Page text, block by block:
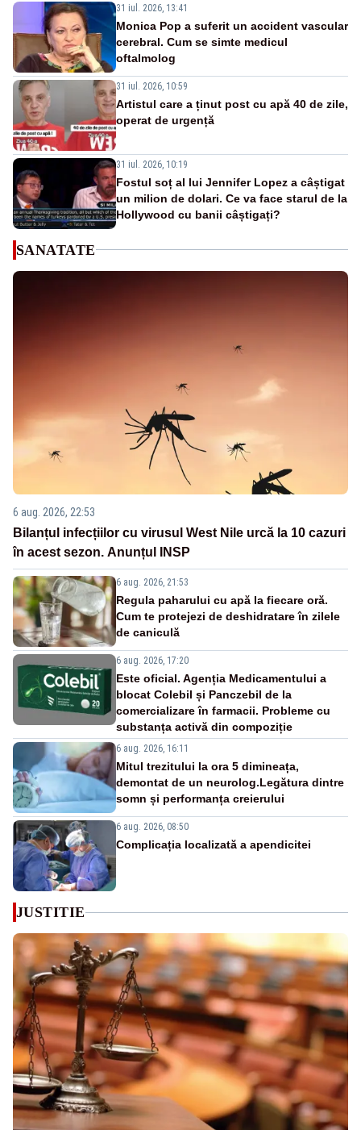
31 iul. 2026, 13:41
Monica Pop a suferit un accident vascular
cerebral. Cum se simte medicul
oftalmolog
31 iul. 2026, 10:59
Artistul care a ținut post cu apă 40 de zile,
operat de urgență
31 iul. 2026, 10:19
Fostul soț al lui Jennifer Lopez a câștigat
un milion de dolari. Ce va face starul de la
Hollywood cu banii câștigați?
SANATATE
6 aug. 2026, 22:53
Bilanțul infecțiilor cu virusul West Nile urcă la 10 cazuri
în acest sezon. Anunțul INSP
6 aug. 2026, 21:53
Regula paharului cu apă la fiecare oră.
Cum te protejezi de deshidratare în zilele
de caniculă
6 aug. 2026, 17:20
Este oficial. Agenția Medicamentului a
blocat Colebil și Panczebil de la
comercializare în farmacii. Probleme cu
substanța activă din compoziție
6 aug. 2026, 16:11
Mitul trezitului la ora 5 dimineața,
demontat de un neurolog.Legătura dintre
somn și performanța creierului
6 aug. 2026, 08:50
Complicația localizată a apendicitei
JUSTITIE